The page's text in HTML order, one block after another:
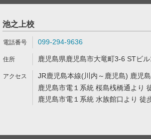
池之上校
099-294-9636
鹿児島県鹿児島市大竜町3-6 STビ
JR鹿児島本線(川内～鹿児島) 鹿児
鹿児島市電１系統 桜島桟橋通より
鹿児島市電１系統 水族館口より 徒